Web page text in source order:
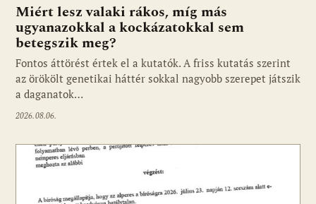
Miért lesz valaki rákos, míg más
ugyanazokkal a kockázatokkal sem
betegszik meg?
Fontos áttörést értek el a kutatók. A friss kutatás szerint
az örökölt genetikai háttér sokkal nagyobb szerepet játszik
a daganatok…
2026.08.06.